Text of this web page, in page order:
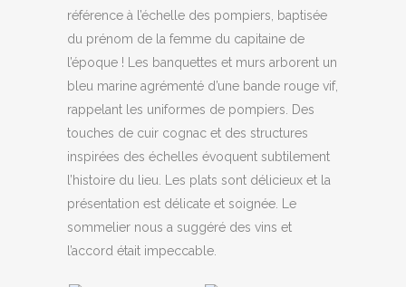
référence à l’échelle des pompiers, baptisée
du prénom de la femme du capitaine de
l’époque ! Les banquettes et murs arborent un
bleu marine agrémenté d’une bande rouge vif,
rappelant les uniformes de pompiers. Des
touches de cuir cognac et des structures
inspirées des échelles évoquent subtilement
l’histoire du lieu. Les plats sont délicieux et la
présentation est délicate et soignée. Le
sommelier nous a suggéré des vins et
l’accord était impeccable.